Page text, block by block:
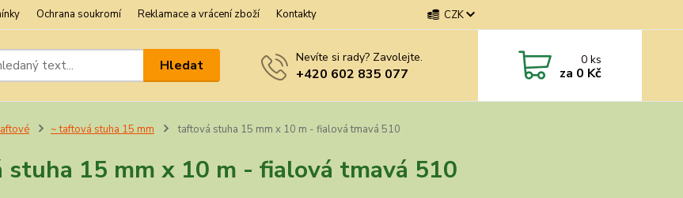
Ochrana soukromí Reklamace a vrácení zboží Kontakty CZK
Hledat Nevíte si rady? Zavolejte.
+420 602 835 077
0ks
za 0 Kč
~ taftová stuha 15 mm taftová stuha 15 mm x 10 m - fialová tmavá 510
15 mm x 10 m - fialová tmavá 510